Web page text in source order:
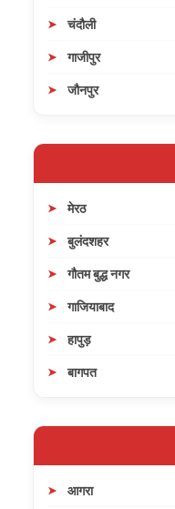
चंदौली
गाजीपुर
जौनपुर
मेरठ
बुलंदशहर
गौतम बुद्ध नगर
गाजियाबाद
हापुड़
बागपत
आगरा